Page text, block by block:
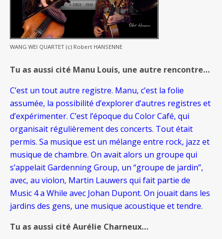
WANG WEI QUARTET (c) Robert HANSENNE
Tu as aussi cité Manu Louis, une autre rencontre…
C’est un tout autre registre. Manu, c’est la folie
assumée, la possibilité d’explorer d’autres registres et
d’expérimenter. C’est l’époque du Color Café, qui
organisait régulièrement des concerts. Tout était
permis. Sa musique est un mélange entre rock, jazz et
musique de chambre. On avait alors un groupe qui
s’appelait Gardenning Group, un “groupe de jardin”,
avec, au violon, Martin Lauwers qui fait partie de
Music 4 a While avec Johan Dupont. On jouait dans les
jardins des gens, une musique acoustique et tendre.
Tu as aussi cité Aurélie Charneux…